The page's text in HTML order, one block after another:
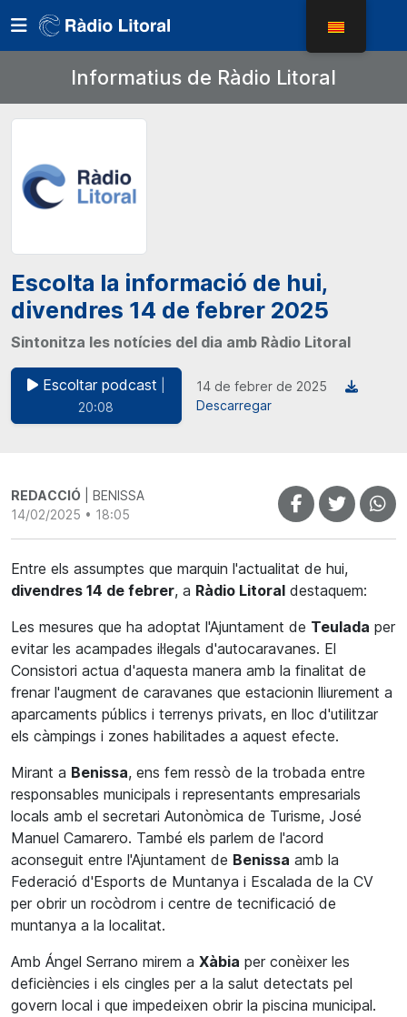
Informatius de Ràdio Litoral
Escolta la informació de hui,
divendres 14 de febrer 2025
Sintonitza les notícies del dia amb Ràdio Litoral
Escoltar podcast
20:08
14 de febrer de 2025
Descarregar
REDACCIÓ | BENISSA
14/02/2025 • 18:05
Entre els assumptes que marquin l'actualitat de hui,
divendres 14 de febrer, a Ràdio Litoral destaquem:
Les mesures que ha adoptat l'Ajuntament de Teulada per
evitar les acampades il·legals d'autocaravanes. El
Consistori actua d'aquesta manera amb la finalitat de
frenar l'augment de caravanes que estacionin lliurement a
aparcaments públics i terrenys privats, en lloc d'utilitzar
els càmpings i zones habilitades a aquest efecte.
Mirant a Benissa, ens fem ressò de la trobada entre
responsables municipals i representants empresarials
locals amb el secretari Autonòmica de Turisme, José
Manuel Camarero. També els parlem de l'acord
aconseguit entre l'Ajuntament de Benissa amb la
Federació d'Esports de Muntanya i Escalada de la CV
per obrir un rocòdrom i centre de tecnificació de
muntanya a la localitat.
Amb Ángel Serrano mirem a Xàbia per conèixer les
deficiències i els cingles per a la salut detectats pel
govern local i que impedeixen obrir la piscina municipal.